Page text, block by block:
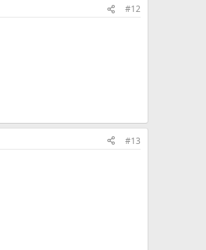
#12
#13